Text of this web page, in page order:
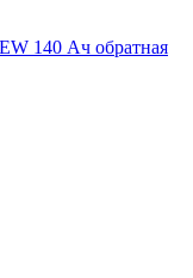
140 Ач обратная